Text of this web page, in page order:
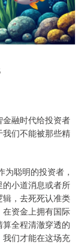
融时代给投资者
们不能被那些精
聪明的投资者，
小道消息或者所
，去死死认准类
资金上拥有国际
全程清澈穿透的
们才能在这场充